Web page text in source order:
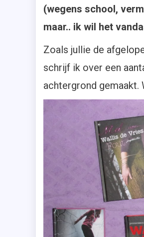
(wegens school,
maar.. ik wil het
Zoals jullie de
schrijf ik over een
achtergrond gemaakt.